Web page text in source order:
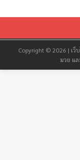
Copyright © 2026 | เ
มวย แ